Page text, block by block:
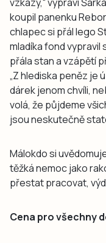
koupil panenku
chlapec si přál lego
mladíka fond vypravil
přála stan a vzápětí
„Z hlediska peněz je
dárek jenom chvíli,
volá, že půjdeme
jsou neskutečně
Málokdo si
těžká nemoc jako
přestat pracovat,
Cena pro všechny